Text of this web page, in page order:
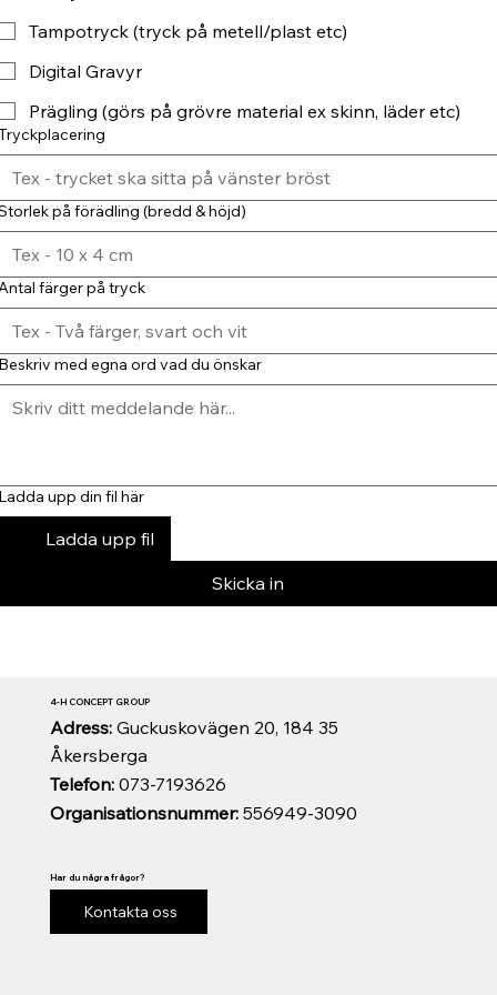
Tampotryck (tryck på metell/plast etc)
Digital Gravyr
Prägling (görs på grövre material ex skinn, läder etc)
på förädling (bredd & höjd)
färger på tryck
med egna ord vad du önskar
upp din fil här
Ladda upp fil
Skicka in
Organisationsnummer:556949-3090
Telefon:073-7193626
Adress: Guckuskovägen 20, 184 35
Åkersberga
4-H CONCEPT GROUP
Har du några frågor?
Kontakta oss